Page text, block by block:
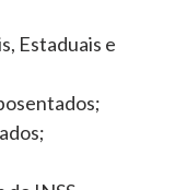
Estaduais e